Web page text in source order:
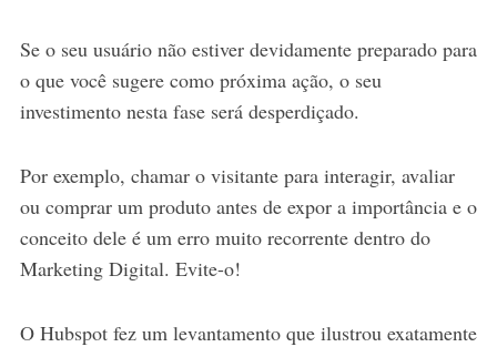
Se o seu usuário não estiver devidamente preparado para
o que você sugere como próxima ação, o seu
investimento nesta fase será desperdiçado.
Por exemplo, chamar o visitante para interagir, avaliar
ou comprar um produto antes de expor a importância e o
conceito dele é um erro muito recorrente dentro do
Marketing Digital. Evite-o!
O Hubspot fez um levantamento que ilustrou exatamente